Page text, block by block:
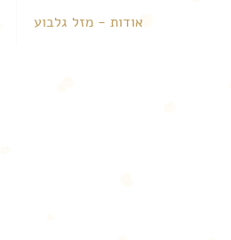
אודות - מזל גלבוע